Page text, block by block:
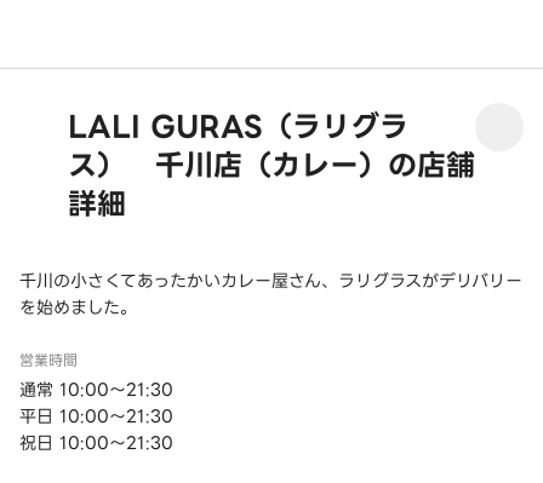
LALI GURAS（ラリグラ
ス） 千川店（カレー）の店舗
詳細
千川の小さくてあったかいカレー屋さん、ラリグラスがデリバリー
を始めました。
営業時間
通常 10:00～21:30
平日 10:00～21:30
祝日 10:00～21:30